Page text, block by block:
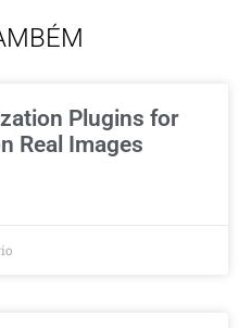
Plugins for
Real Images